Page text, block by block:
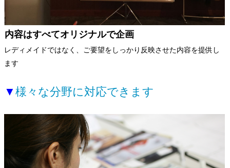
内容はすべてオリジナルで企画
レディメイドではなく、ご要望をしっかり反映させた内容を提供し
ます
▼様々な分野に対応できます